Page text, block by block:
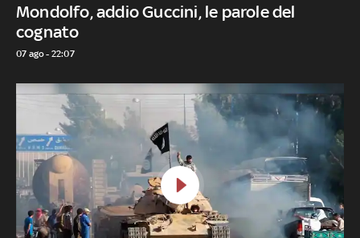
Mondolfo, addio Guccini, le parole del
cognato
07 ago - 22:07